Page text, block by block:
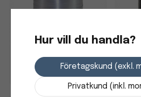
Hur vill du handla?
Företagskund (exkl.
Privatkund (inkl.